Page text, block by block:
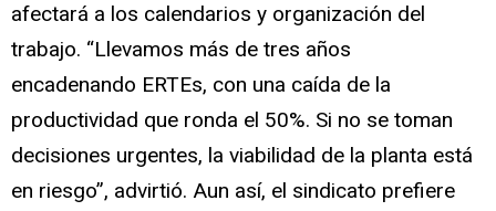
afectará a los calendarios y organización del
trabajo. “Llevamos más de tres años
encadenando ERTEs, con una caída de la
productividad que ronda el 50%. Si no se toman
decisiones urgentes, la viabilidad de la planta está
en riesgo”, advirtió. Aun así, el sindicato prefiere